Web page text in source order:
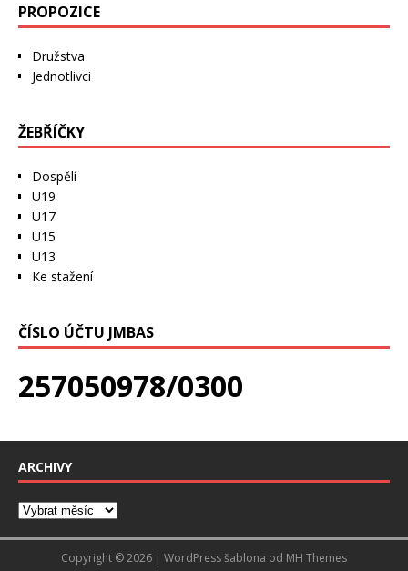
PROPOZICE
Družstva
Jednotlivci
ŽEBŘÍČKY
Dospělí
U19
U17
U15
U13
Ke stažení
ČÍSLO ÚČTU JMBAS
257050978/0300
ARCHIVY
Copyright © 2026 | WordPress šablona od MH Themes